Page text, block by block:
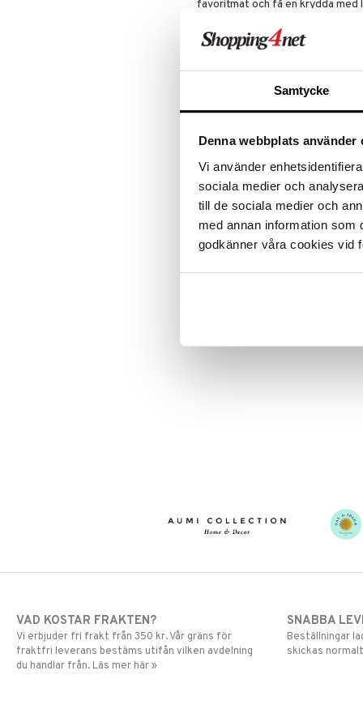
Samtycke
Denna webbplats använder
Vi använder
sociala medier och
till de sociala medier och
med annan information som
godkänner våra cookies vid
favoritmat och få en krydda med
Innehåll: Gröna Jalapeño flakes
Näringsvärde/Næringsinnehold
Energi: 320kcal / 1330kJ
Fett/Fedt: 17.3g (varav/
Kolhydrat/Karbohydrater/
Salt 0.08g
Artikelnr
IUA59-1-XX
VAD KOSTAR FRAKTEN?
Vi erbjuder fri frakt från 350 kr. Vår gräns för
fraktfri leverans bestäms utifån vilken avdelning
du handlar från. Läs mer här »
SNABBA
Beställningar
skickas